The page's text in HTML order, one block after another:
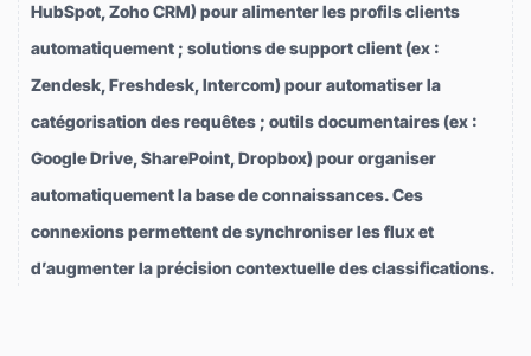
HubSpot, Zoho CRM) pour alimenter les profils clients
automatiquement ; solutions de support client (ex :
Zendesk, Freshdesk, Intercom) pour automatiser la
catégorisation des requêtes ; outils documentaires (ex :
Google Drive, SharePoint, Dropbox) pour organiser
automatiquement la base de connaissances. Ces
connexions permettent de synchroniser les flux et
d’augmenter la précision contextuelle des classifications.